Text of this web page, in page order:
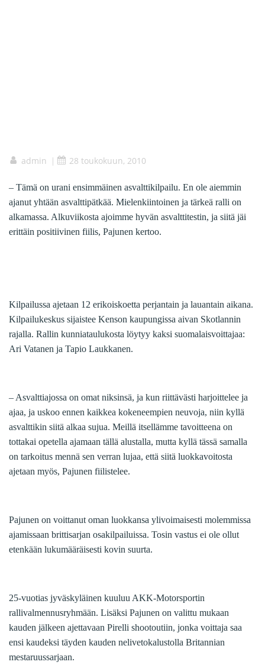
admin | 28 toukokuun, 2010
– Tämä on urani ensimmäinen asvalttikilpailu. En ole aiemmin
ajanut yhtään asvalttipätkää. Mielenkiintoinen ja tärkeä ralli on
alkamassa. Alkuviikosta ajoimme hyvän asvalttitestin, ja siitä jäi
erittäin positiivinen fiilis, Pajunen kertoo.
Kilpailussa ajetaan 12 erikoiskoetta perjantain ja lauantain aikana.
Kilpailukeskus sijaistee Kenson kaupungissa aivan Skotlannin
rajalla. Rallin kunniataulukosta löytyy kaksi suomalaisvoittajaa:
Ari Vatanen ja Tapio Laukkanen.
– Asvalttiajossa on omat niksinsä, ja kun riittävästi harjoittelee ja
ajaa, ja uskoo ennen kaikkea kokeneempien neuvoja, niin kyllä
asvalttikin siitä alkaa sujua. Meillä itsellämme tavoitteena on
tottakai opetella ajamaan tällä alustalla, mutta kyllä tässä samalla
on tarkoitus mennä sen verran lujaa, että siitä luokkavoitosta
ajetaan myös, Pajunen fiilistelee.
Pajunen on voittanut oman luokkansa ylivoimaisesti molemmissa
ajamissaan brittisarjan osakilpailuissa. Tosin vastus ei ole ollut
etenkään lukumääräisesti kovin suurta.
25-vuotias jyväskyläinen kuuluu AKK-Motorsportin
rallivalmennusryhmään. Lisäksi Pajunen on valittu mukaan
kauden jälkeen ajettavaan Pirelli shootoutiin, jonka voittaja saa
ensi kaudeksi täyden kauden nelivetokalustolla Britannian
mestaruussarjaan.